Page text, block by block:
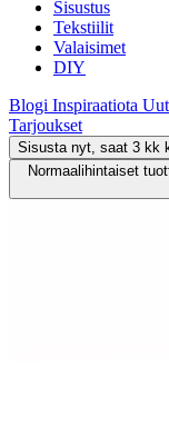
Sisustus
Tekstiilit
Valaisimet
DIY
Blogi Inspiraatiota
Tarjoukset
Sisusta nyt, saat 3 kk
Normaalihintaiset